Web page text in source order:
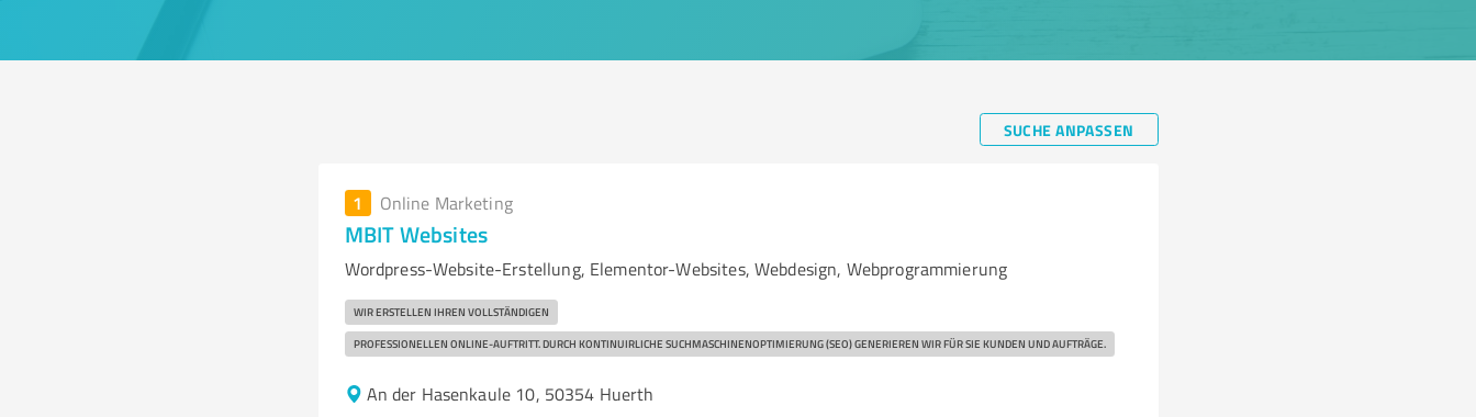
SUCHE ANPASSEN
1 Online Marketing
MBIT Websites
Wordpress-Website-Erstellung, Elementor-Websites, Webdesign, Webprogrammierung
WIR ERSTELLEN IHREN VOLLSTÄNDIGEN
PROFESSIONELLEN ONLINE-AUFTRITT. DURCH KONTINUIRLICHE SUCHMASCHINENOPTIMIERUNG (SEO) GENERIEREN WIR FÜR SIE KUNDEN UND AUFTRÄGE.
An der Hasenkaule 10, 50354 Huerth